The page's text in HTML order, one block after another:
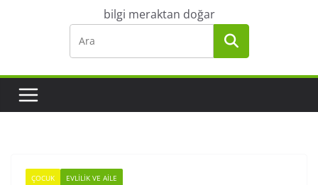
bilgi meraktan doğar
ÇOCUK EVLILIK VE AILE